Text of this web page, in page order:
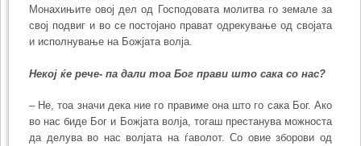
Монахињите овој дел од Господовата молитва го земале за
свој подвиг и во се постојано прават одрекување од својата
и исполнување на Божјата волја.
Некој ќе рече- па дали тоа Бог прави што сака со нас?
– Не, тоа значи дека ние го правиме она што го сака Бог. Ако
во нас биде Бог и Божјата волја, тогаш престанува можноста
да делува во нас волјата на ѓаволот. Со овие зборови од